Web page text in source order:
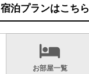
宿泊プランはこちら
お部屋一覧